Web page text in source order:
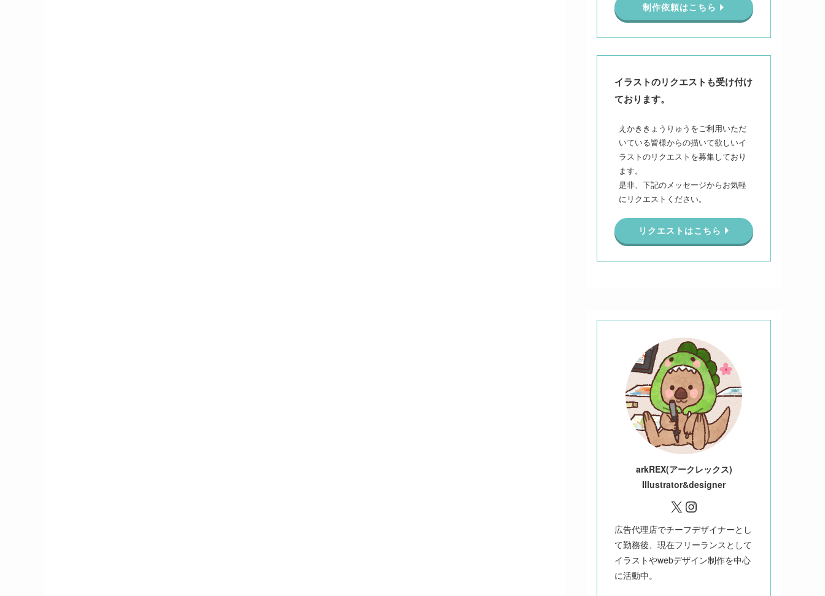
制作依頼はこちら
イラストのリクエストも受け付け
ております。
えかききょうりゅうをご利用いただ
いている皆様からの描いて欲しいイ
ラストのリクエストを募集しており
ます。
是非、下記のメッセージからお気軽
にリクエストください。
リクエストはこちら
arkREX(アークレックス)
Illustrator&designer
X Instagram
広告代理店でチーフデザイナーとし
て勤務後、現在フリーランスとして
イラストやwebデザイン制作を中心
に活動中。